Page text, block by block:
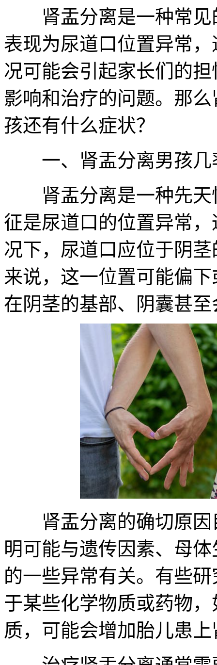
肾盂分离是一种常见
表现为尿道口位置异常
况可能会引起家长们的
影响和治疗的问题。那
孩还有什么症状？
一、肾盂分离男孩几
肾盂分离是一种先天
征是尿道口的位置异常
况下，尿道口应位于阴
来说，这一位置可能偏
在阴茎的基部、阴囊甚
肾盂分离的确切原因
明可能与遗传因素、母
的一些异常有关。有些
于某些化学物质或药物
质，可能会增加胎儿患